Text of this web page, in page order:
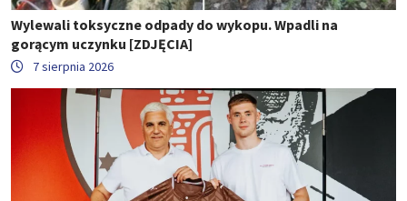
Wylewali toksyczne odpady do wykopu. Wpadli na
gorącym uczynku [ZDJĘCIA]
7 sierpnia 2026